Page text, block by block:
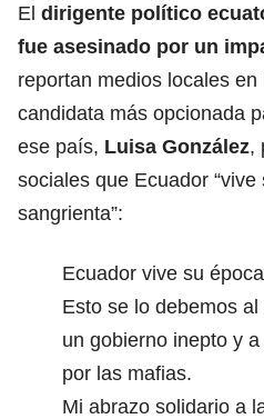
El dirigente político
fue asesinado por un
reportan medios locales en
candidata más opcionada
ese país, Luisa González,
sociales que Ecuador
sangrienta”:
Ecuador vive su
Esto se lo debemos
un gobierno inepto y
por las mafias.
Mi abrazo solidario a